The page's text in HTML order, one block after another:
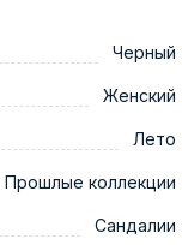
Черный
Женский
Лето
Прошлые коллекции
Сандалии